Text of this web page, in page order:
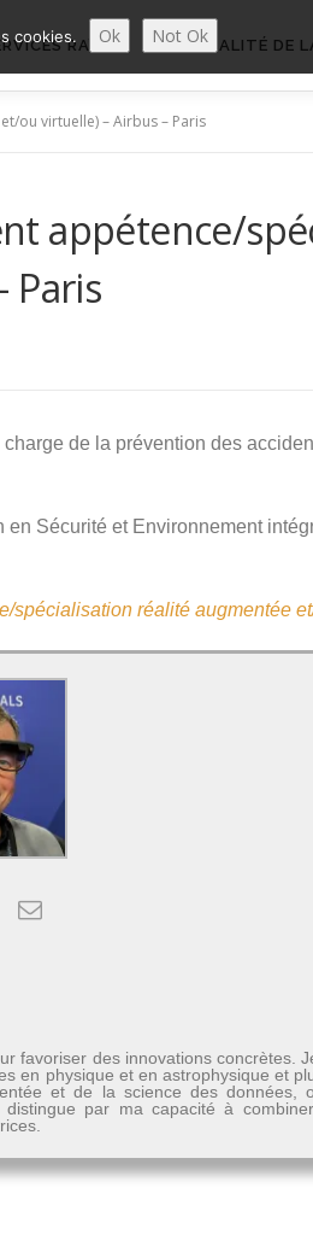
RA’PRO ACTUALITÉ DE
ou virtuelle) – Airbus – Paris
appétence/
Paris
de la prévention des
Sécurité et Environnement
spécialisation réalité augmentée
favoriser des innovations concrètes.
en physique et en astrophysique et
et de la science des données,
par ma capacité à
cookies. Ok Not Ok